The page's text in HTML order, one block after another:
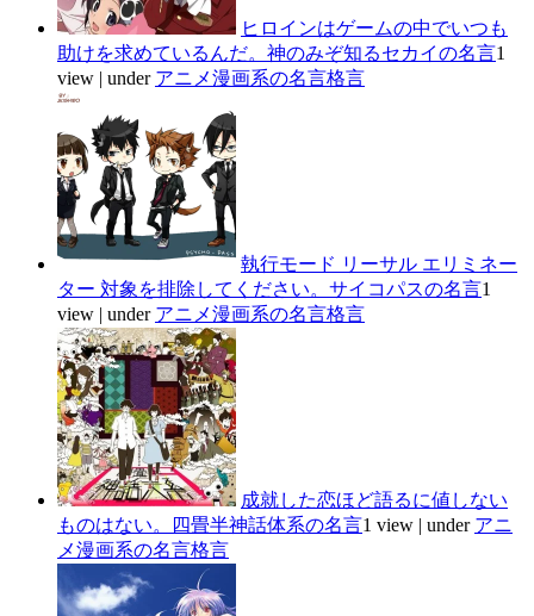
ヒロインはゲームの中でいつも
助けを求めているんだ。神のみぞ知るセカイの名言1
view | under アニメ漫画系の名言格言
執行モード リーサル エリミネー
ター 対象を排除してください。サイコパスの名言1
view | under アニメ漫画系の名言格言
成就した恋ほど語るに値しない
ものはない。四畳半神話体系の名言1 view | under アニ
メ漫画系の名言格言